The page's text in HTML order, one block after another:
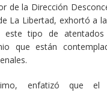
de la Dirección
La Libertad, exhortó a
este tipo de
que están
enfatizó que el